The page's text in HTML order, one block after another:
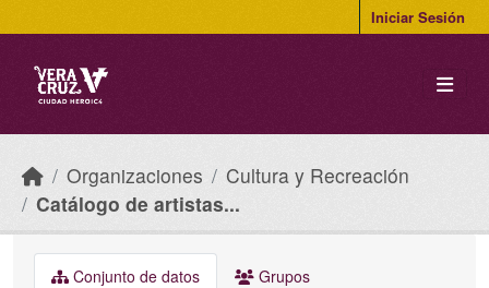
Iniciar Sesión
Organizaciones
Cultura y Recreación
Catálogo de artistas...
Conjunto de datos Grupos